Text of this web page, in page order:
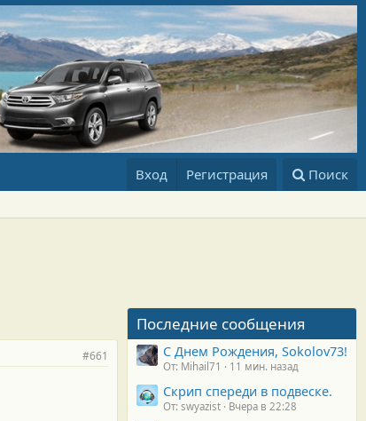
Вход Регистрация Поиск
#661
Последние сообщения
С Днем Рождения, Sokolov73!
От: Mihail71 11 мин. назад
Скрип спереди в подвеске.
От: swyazist Вчера в 22:28